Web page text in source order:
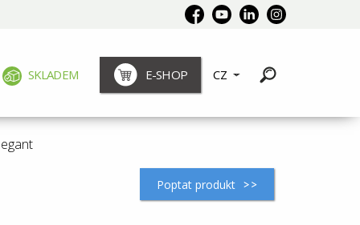
SKLADEM E-SHOP CZ
Poptat produkt